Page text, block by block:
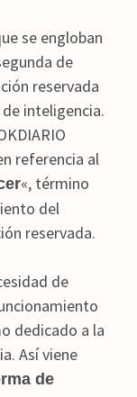
se engloban
de
reservada
inteligencia.
referencia al
«, término
del
reservada.
de
dedicado a la
Así viene
de